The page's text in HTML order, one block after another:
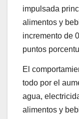
impulsada
alimentos y
incremento de
puntos
El
todo por el
agua,
alimentos y